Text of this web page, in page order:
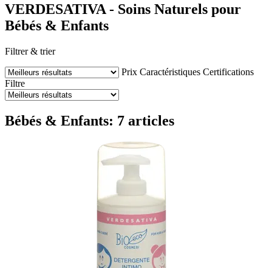
VERDESATIVA - Soins Naturels pour
Bébés & Enfants
Filtrer & trier
Prix Caractéristiques Certifications
Filtre
Bébés & Enfants: 7 articles